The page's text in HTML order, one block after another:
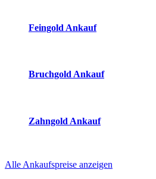
Feingold Ankauf
Bruchgold Ankauf
Zahngold Ankauf
Alle Ankaufspreise anzeigen